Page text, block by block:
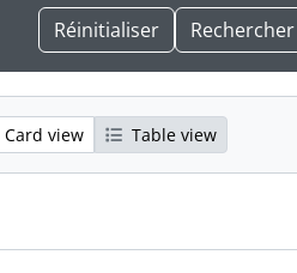
Card view Table view